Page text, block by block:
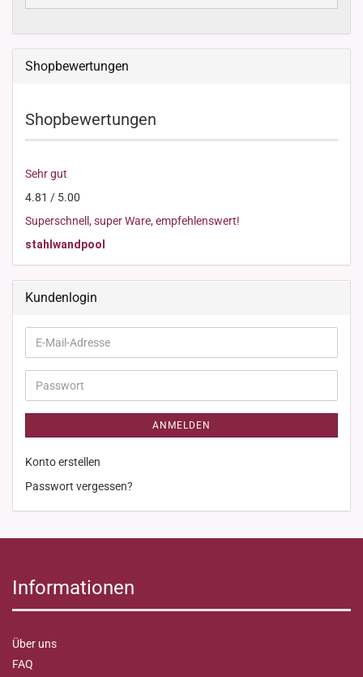
Shopbewertungen
Shopbewertungen
Sehr gut
4.81 / 5.00
Superschnell, super Ware, empfehlenswert!
stahlwandpool
Kundenlogin
E-
Mail-
Adresse
Passwort
ANMELDEN
Konto erstellen
Passwort vergessen?
Informationen
Über uns
FAQ